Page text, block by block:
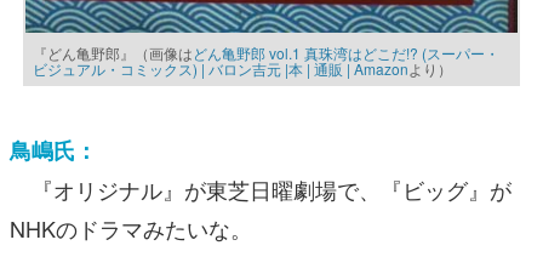
『どん亀野郎』（画像はどん亀野郎 vol.1 真珠湾はどこだ!? (スーパー・
ビジュアル・コミックス) | バロン吉元 |本 | 通販 | Amazonより）
鳥嶋氏：
『オリジナル』が東芝日曜劇場で、『ビッグ』が
NHKのドラマみたいな。